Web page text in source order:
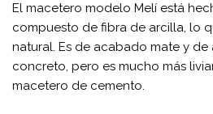
El macetero modelo Melí está
compuesto de fibra de arcilla, lo
natural. Es de acabado mate y de
concreto, pero es mucho más
macetero de cemento.